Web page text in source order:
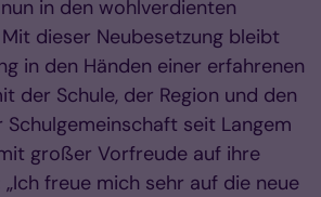
in den wohlverdienten
dieser Neubesetzung bleibt
in den Händen einer erfahrenen
der Schule, der Region und den
Schulgemeinschaft seit Langem
großer Vorfreude auf ihre
freue mich sehr auf die neue